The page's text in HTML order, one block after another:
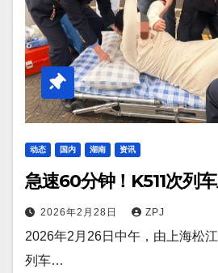
动态 国内 湖南 资讯
急速60分钟！K511次列
2026年2月28日 ZPJ
2026年2月26日中午，由上海松
列车…